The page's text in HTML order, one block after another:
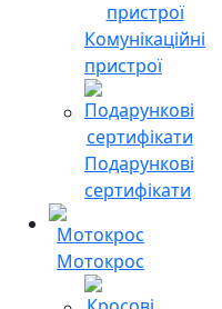
Комунікаційні
пристрої
Подарункові
сертифікати
Мотокрос